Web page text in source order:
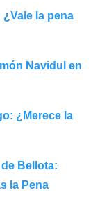
la pena
Navidul en
¿Merece la
Bellota:
la Pena